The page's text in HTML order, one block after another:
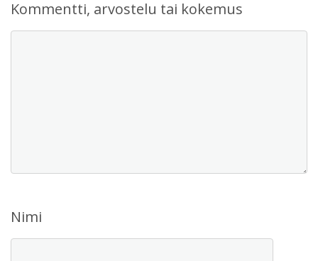
Kommentti, arvostelu tai kokemus
Nimi